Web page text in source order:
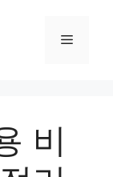
메
비